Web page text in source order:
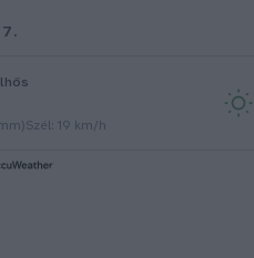
7.
Szél: 19 km/h